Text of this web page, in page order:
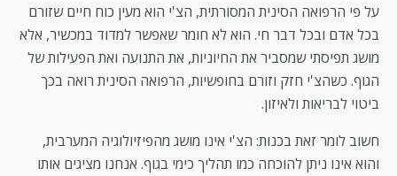
על פי הרפואה הסינית המסורתית, הצ'י הוא מעין כוח חיים שזורם
בכל אדם ובכל דבר חי. הוא לא חומר שאפשר למדוד במכשיר, אלא
מושג תפיסתי שמסביר את החיוניות, את התנועה ואת הפעילות של
הגוף. כשהצ'י חזק וזורם בחופשיות, הרפואה הסינית רואה בכך
ביטוי לבריאות ולאיזון.
חשוב לומר זאת בכנות: הצ'י אינו מושג מהפיזיולוגיה המערבית,
והוא אינו ניתן להוכחה כמו תהליך כימי בגוף. אנחנו מציגים אותו